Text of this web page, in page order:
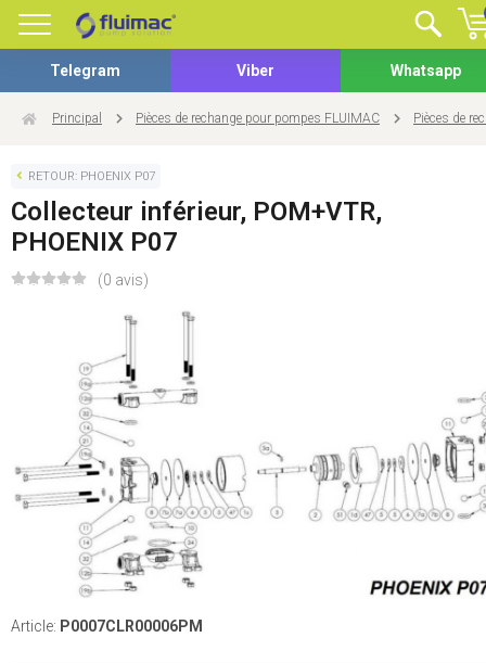
Telegram Viber Whatsapp
Principal Pièces de rechange pour pompes FLUIMAC Pièces de
RETOUR: PHOENIX P07
Collecteur inférieur, POM+VTR,
PHOENIX P07
(0 avis)
Article: P0007CLR00006PM